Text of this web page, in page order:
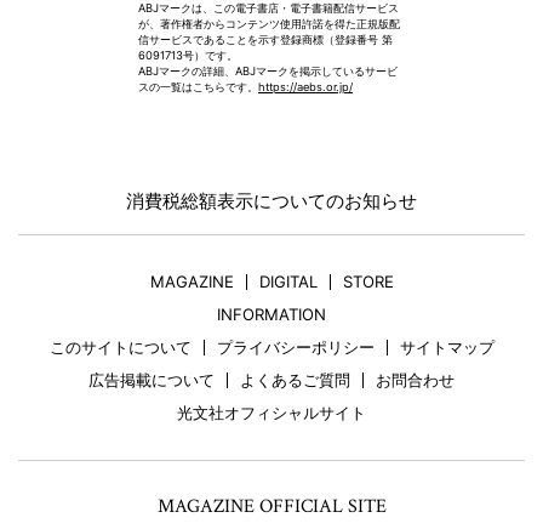
ABJマークは、この電子書店・電子書籍配信サービス
が、著作権者からコンテンツ使用許諾を得た正規版配
信サービスであることを示す登録商標（登録番号 第
6091713号）です。
ABJマークの詳細、ABJマークを掲示しているサービ
スの一覧はこちらです。 https://aebs.or.jp/
消費税総額表示についてのお知らせ
MAGAZINE DIGITAL
STORE
INFORMATION
このサイトについて
プライバシーポリシー
サイトマップ
広告掲載について
よくあるご質問
お問合わせ
光文社オフィシャルサイト
MAGAZINE OFFICIAL SITE